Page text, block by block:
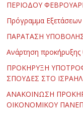
ΠΕΡΙΟΔΟΥ
Πρόγραμμα Εξετάσεων
ΠΑΡΑΤΑΣΗ ΥΠΟΒΟΛΗΣ
Ανάρτηση προκήρυξης
ΠΡΟΚΗΡΥΞΗ
ΣΠΟΥΔΕΣ ΣΤΟ ΙΣΡΑΗΛ
ΑΝΑΚΟΙΝΩΣΗ
ΟΙΚΟΝΟΜΙΚΟΥ